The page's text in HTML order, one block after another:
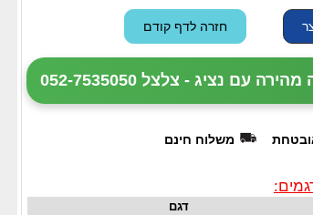
עם נציג - צלצל 052-7535050
משלוח חינם
דגם